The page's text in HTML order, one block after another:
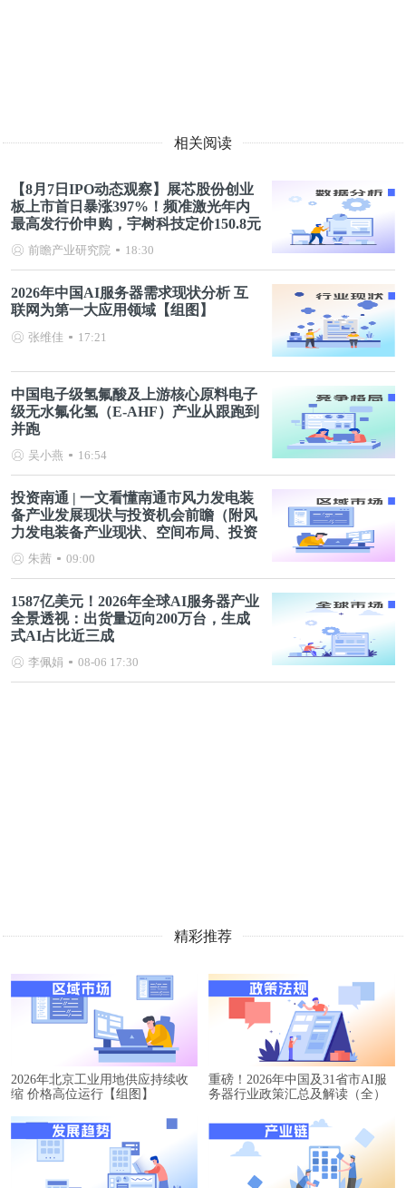
相关阅读
【8月7日IPO动态观察】展芯股份创业
板上市首日暴涨397%！频准激光年内
最高发行价申购，宇树科技定价150.8元
前瞻产业研究院 18:30
2026年中国AI服务器需求现状分析 互
联网为第一大应用领域【组图】
张维佳 17:21
中国电子级氢氟酸及上游核心原料电子
级无水氟化氢（E-AHF）产业从跟跑到
并跑
吴小燕 16:54
投资南通 | 一文看懂南通市风力发电装
备产业发展现状与投资机会前瞻（附风
力发电装备产业现状、空间布局、投资
机会分析等）
朱茜 09:00
1587亿美元！2026年全球AI服务器产业
全景透视：出货量迈向200万台，生成
式AI占比近三成
李佩娟 08-06 17:30
精彩推荐
2026年北京工业用地供应持续收
缩 价格高位运行【组图】
重磅！2026年中国及31省市AI服
务器行业政策汇总及解读（全）